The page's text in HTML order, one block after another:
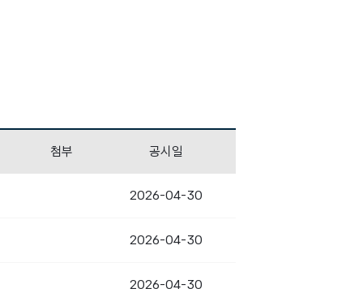
첨부 공시일
2026-04-30
2026-04-30
2026-04-30